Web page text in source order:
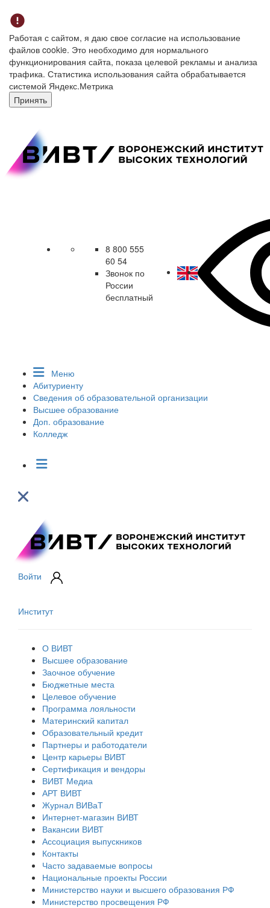
Работая с сайтом, я даю свое согласие на использование
файлов cookie. Это необходимо для нормального
функционирования сайта, показа целевой рекламы и анализа
трафика. Статистика использования сайта обрабатывается
системой Яндекс.Метрика
Принять
8 800 555
60 54
Звонок по
России
бесплатный
Меню
Абитуриенту
Сведения об образовательной организации
Высшее образование
Доп. образование
Колледж
Войти
Институт
О ВИВТ
Высшее образование
Заочное обучение
Бюджетные места
Целевое обучение
Программа лояльности
Материнский капитал
Образовательный кредит
Партнеры и работодатели
Центр карьеры ВИВТ
Сертификация и вендоры
ВИВТ Медиа
АРТ ВИВТ
Журнал ВИВаТ
Интернет-магазин ВИВТ
Вакансии ВИВТ
Ассоциация выпускников
Контакты
Часто задаваемые вопросы
Национальные проекты России
Министерство науки и высшего образования РФ
Министерство просвещения РФ